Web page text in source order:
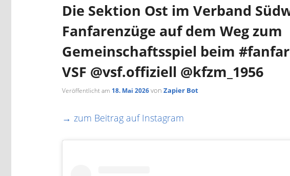
Die Sektion Ost im Verband
Fanfarenzüge auf dem Weg zum
Gemeinschaftsspiel beim
VSF @vsf.offiziell @kfzm_1956
Veröffentlicht am 18. Mai 2026von Zapier Bot
→ zum Beitrag auf Instagram